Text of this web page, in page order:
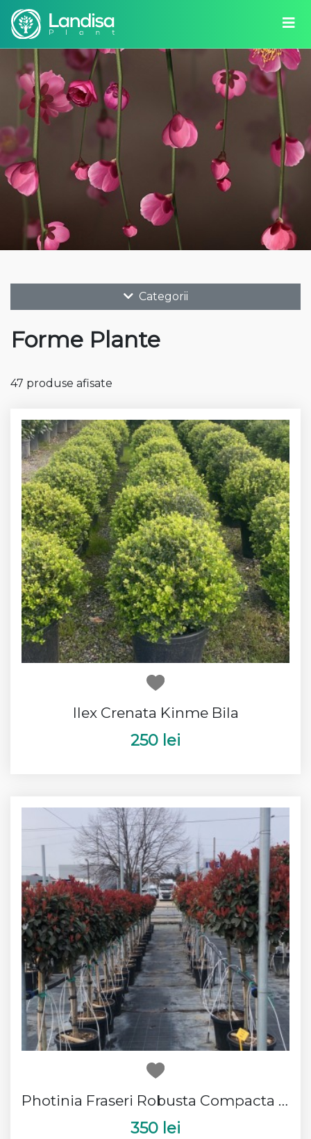
Categorii
Forme Plante
47 produse afisate
Ilex Crenata Kinme Bila
250 lei
Photinia Fraseri Robusta Compacta 1 Bila
350 lei